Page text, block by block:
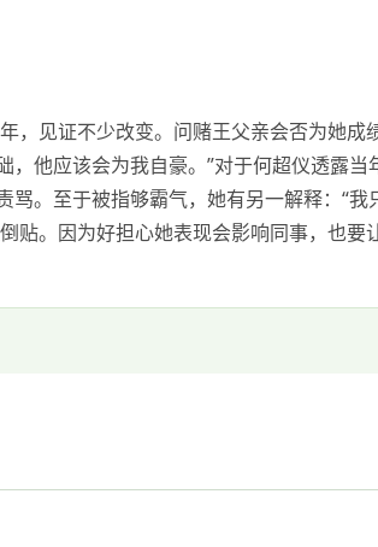
见证不少改变。问赌王父亲会否为她成
他应该会为我自豪。”对于何超仪透露
。至于被指够霸气，她有另一解释：“
贴。因为好担心她表现会影响同事，也要